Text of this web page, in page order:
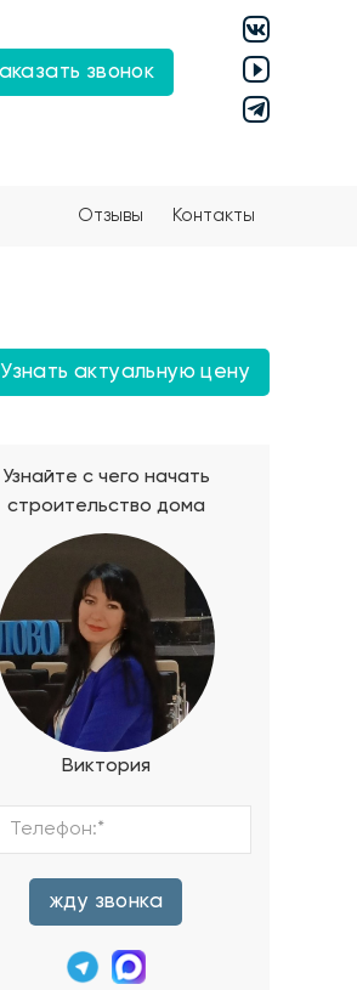
звонок
Отзывы Контакты
Узнать актуальную цену
Узнайте с чего начать
строительство дома
Виктория
жду звонка